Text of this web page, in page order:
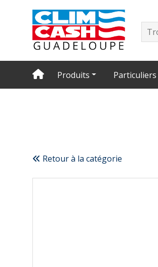
Produits Particuliers
Retour à la catégorie